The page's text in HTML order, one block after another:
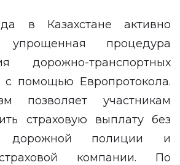
в Казахстане активно
упрощенная процедура
дорожно-транспортных
с помощью Европротокола.
позволяет участникам
страховую выплату без
дорожной полиции и
компании. По